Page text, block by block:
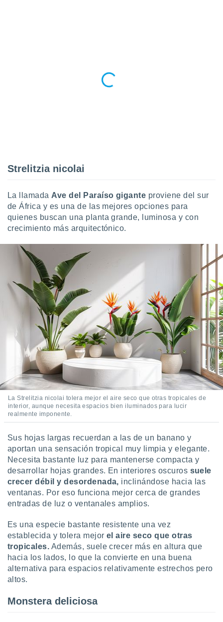
Strelitzia nicolai
La llamada Ave del Paraíso gigante proviene del sur
de África y es una de las mejores opciones para
quienes buscan una planta grande, luminosa y con
crecimiento más arquitectónico.
La Strelitzia nicolai tolera mejor el aire seco que otras tropicales de
interior, aunque necesita espacios bien iluminados para lucir
realmente imponente.
Sus hojas largas recuerdan a las de un banano y
aportan una sensación tropical muy limpia y elegante.
Necesita bastante luz para mantenerse compacta y
desarrollar hojas grandes. En interiores oscuros suele
crecer débil y desordenada, inclinándose hacia las
ventanas. Por eso funciona mejor cerca de grandes
entradas de luz o ventanales amplios.
Es una especie bastante resistente una vez
establecida y tolera mejor el aire seco que otras
tropicales. Además, suele crecer más en altura que
hacia los lados, lo que la convierte en una buena
alternativa para espacios relativamente estrechos pero
altos.
Monstera deliciosa